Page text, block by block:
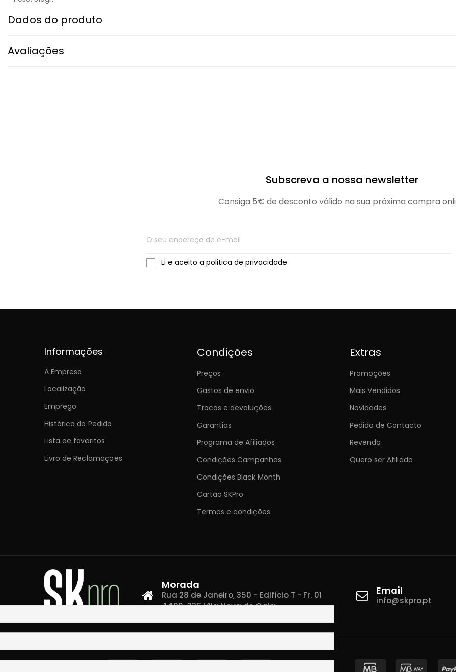
Dados do produto
Avaliações
Subscreva a nossa newsletter
Consiga 5€ de desconto válido na sua próxima compra
Li e aceito a politica de privacidade
Informações
A Empresa
Localização
Emprego
Histórico do Pedido
Lista de favoritos
Livro de Reclamações
Condições
Preços
Gastos de envio
Trocas e devoluções
Garantias
Programa de Afiliados
Condições Campanhas
Condições Black Month
Cartão SKPro
Termos e condições
Extras
Promoções
Mais Vendidos
Novidades
Pedido de Contacto
Revenda
Quero ser Afiliado
Morada
Rua 28 de Janeiro, 350 - Edifício T - Fr. 01
4400-335 Vila Nova de Gaia
Email
info@skpro.pt